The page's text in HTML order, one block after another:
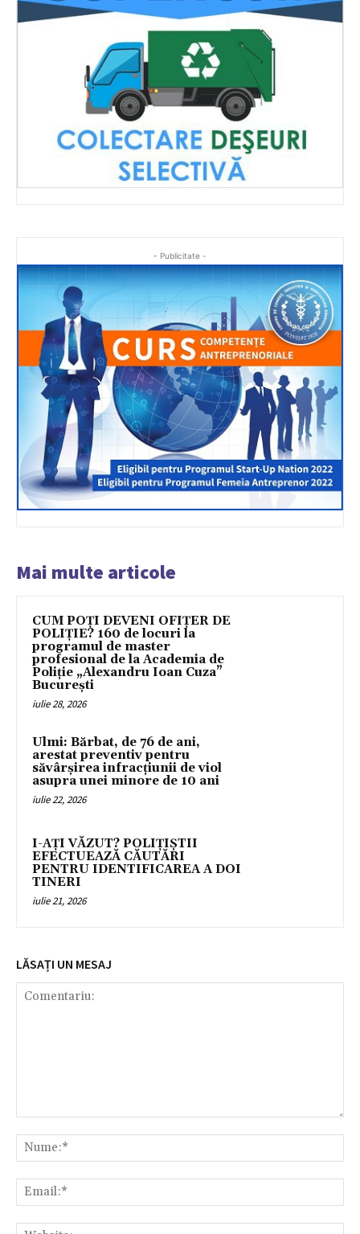
- Publicitate -
Mai multe articole
CUM POȚI DEVENI OFIȚER DE
POLIȚIE? 160 de locuri la
programul de master
profesional de la Academia de
Poliție „Alexandru Ioan Cuza”
București
iulie 28, 2026
Ulmi: Bărbat, de 76 de ani,
arestat preventiv pentru
săvârșirea infracțiunii de viol
asupra unei minore de 10 ani
iulie 22, 2026
I-AȚI VĂZUT? POLIȚIȘTII
EFECTUEAZĂ CĂUTĂRI
PENTRU IDENTIFICAREA A DOI
TINERI
iulie 21, 2026
LĂSAȚI UN MESAJ